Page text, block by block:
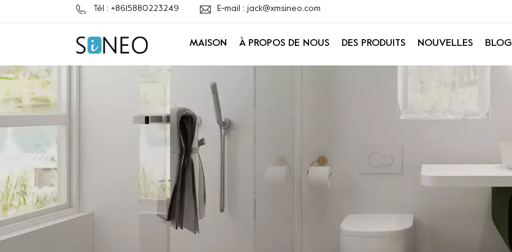
Tél : +8615880223249 E-mail : jack@xmsineo.com
MAISON À PROPOS DE NOUS DES PRODUITS NOUVELLES BLOG